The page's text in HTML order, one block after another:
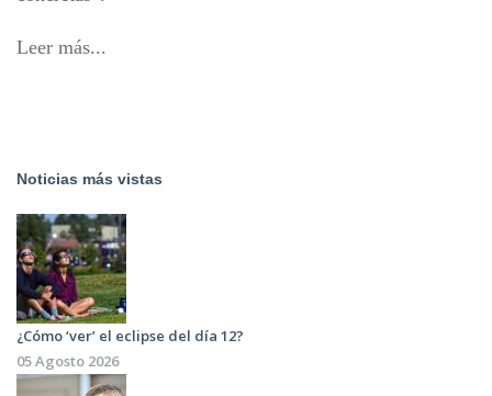
Leer más...
Noticias más vistas
¿Cómo ‘ver’ el eclipse del día 12?
05 Agosto 2026